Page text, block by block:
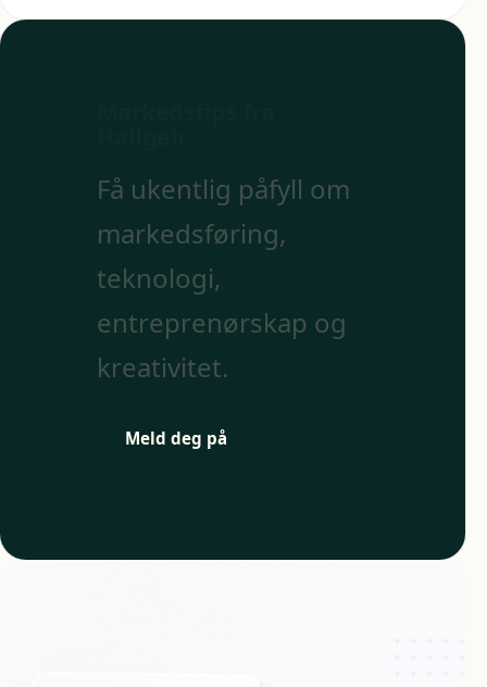
Få ukentlig påfyll om
markedsføring,
teknologi,
entreprenørskap og
kreativitet.
Meld deg på